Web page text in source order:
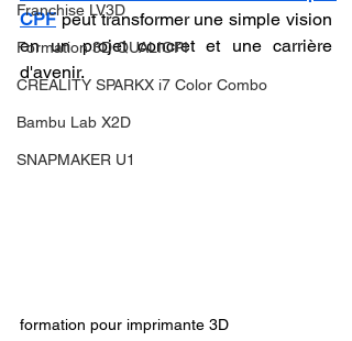
Franchise LV3D
Formation 3D QUALIOPI
CREALITY SPARKX i7 Color Combo
Bambu Lab X2D
SNAPMAKER U1
CPF peut transformer une simple vision
en un projet concret et une carrière
d'avenir.
formation pour imprimante 3D